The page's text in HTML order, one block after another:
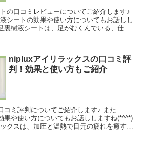
の口コミレビューについてご紹介します♪
シートの効果や使い方についてもお話しし
裏樹液シートは、足がむくんでいる、仕事
果による血行促進が期待できますし、カキ
ので、抗菌、消臭作用もあることから、評
る商品のひとつですね。
nipluxアイリラックスの口コミ評
判！効果と使い方もご紹介
コミ評判についてご紹介します♪ また
果や使い方についてもお話ししますね(*^^*)
クスは、加圧と温熱で目元の疲れを癒すた